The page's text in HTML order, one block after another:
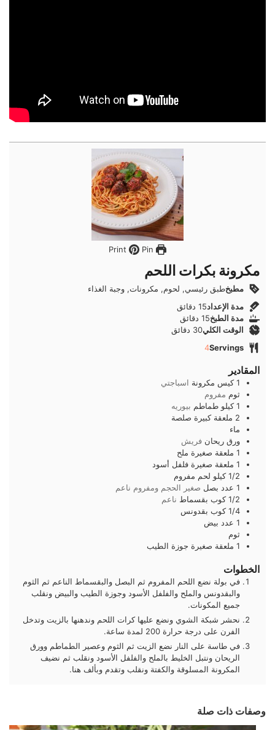
Pin
مكرونة بكرات اللحم
مطبخطبق رئيسي, لحوم, مكرونات, وجبة الغذاء
مدة الإعداد15دقائق
دقائق
مدة الطبخ15دقائق
دقائق
الوقت الكلي30 دقائق
دقائق
Servings
4
المقادير
1 كيس مكرونة اسباجتي
ثوم مفروم
1 كيلو طماطم بيوريه
2 ملعقة كبيرة صلصة
ماء
ورق ريحان فريش
1 ملعقة صغيرة ملح
1 ملعقة صغيرة فلفل أسود
1/2 كيلو لحم مفروم
1 عدد بصل صغير الحجم ومفروم ناعم
1/2 كوب بقسماط ناعم
1/4 كوب بقدونس
1 عدد بيض
ثوم
1 ملعقة صغيرة جوزة الطيب
الخطوات
في بولة نضع اللحم المفروم ثم البصل والبقسماط الناعم ثم الثوم
والبقدونس والملح والفلفل الأسود وجوزة الطيب والبيض ونقلب
جميع المكونات.
نحشر شبكة الشوي ونضع عليها كرات اللحم وندهنها بالزيت وتدخل
الفرن على درجة حرارة 200 لمدة ساعة.
في طاسة على النار نضع الزيت ثم الثوم وعصير الطماطم وورق
الريحان ونتبل الخليط بالملح والفلفل الأسود ونقلب ثم نضيف
المكرونة المسلوقة والكفتة ونقلب وتقدم وبألف هنا.
وصفات ذات صلة